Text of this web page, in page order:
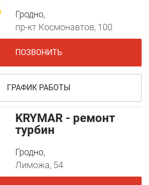
Гродно,
пр-кт Космонавтов, 100
ПОЗВОНИТЬ
ГРАФИК РАБОТЫ
KRYMAR - ремонт
турбин
Гродно,
Лиможа, 54